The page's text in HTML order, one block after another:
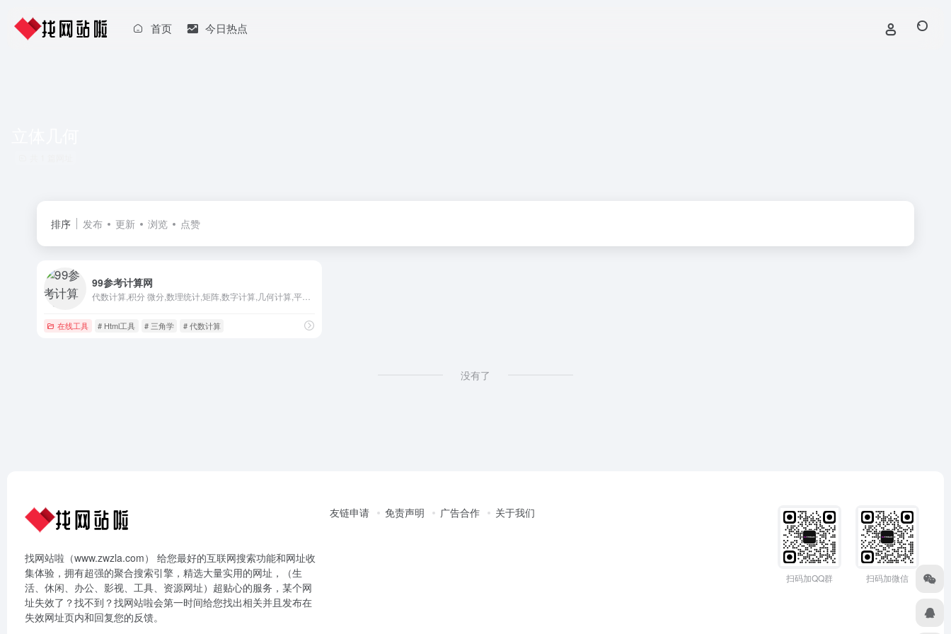
首页 今日热点
排序 发布 更新 浏览 点赞
99参考计算网
在线工具 # Html工具 # 三角学 # 代数计算
没有了
找网站啦（www.zwzla.com） 给您最好的互联网搜索功能和网址收
集体验，拥有超强的聚合搜索引擎，精选大量实用的网址，（生
活、休闲、办公、影视、工具、资源网址）超贴心的服务，某个网
址失效了？找不到？找网站啦会第一时间给您找出相关并且发布在
失效网址页内和回复您的反馈。
友链申请 免责声明 广告合作 关于我们
扫码加QQ群 扫码加微信